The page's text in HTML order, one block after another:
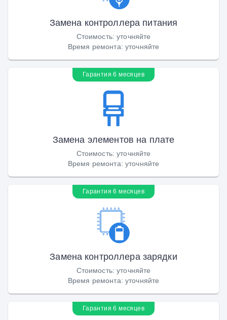
Замена контроллера питания
Стоимость:уточняйте
Время ремонта: уточняйте
Гарантия 6 месяцев
Замена элементов на плате
Стоимость:уточняйте
Время ремонта: уточняйте
Гарантия 6 месяцев
Замена контроллера зарядки
Стоимость:уточняйте
Время ремонта: уточняйте
Гарантия 6 месяцев